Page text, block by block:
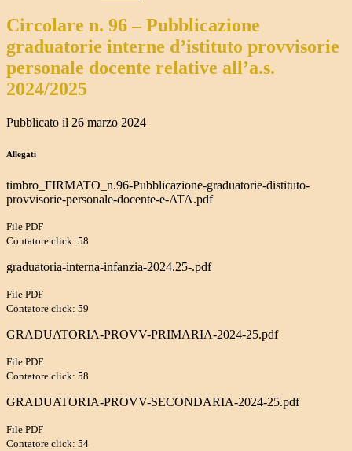
Circolare n. 96 – Pubblicazione
graduatorie interne d’istituto provvisorie
personale docente relative all’a.s.
2024/2025
Pubblicato il 26 marzo 2024
Allegati
timbro_FIRMATO_n.96-Pubblicazione-graduatorie-distituto-
provvisorie-personale-docente-e-ATA.pdf
File PDF
Contatore click: 58
graduatoria-interna-infanzia-2024.25-.pdf
File PDF
Contatore click: 59
GRADUATORIA-PROVV-PRIMARIA-2024-25.pdf
File PDF
Contatore click: 58
GRADUATORIA-PROVV-SECONDARIA-2024-25.pdf
File PDF
Contatore click: 54